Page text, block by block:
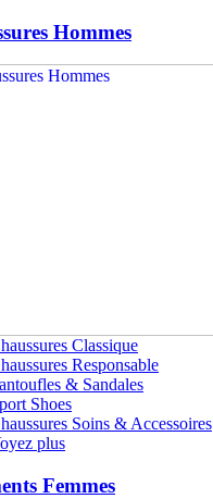
Hommes
Classique
Responsable
& Sandales
Shoes
Soins & Accessoires
plus
Femmes